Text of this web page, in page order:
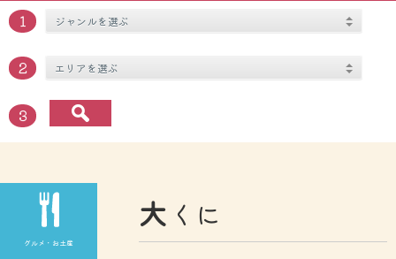
１
２
３
グルメ・お土産
大 くに